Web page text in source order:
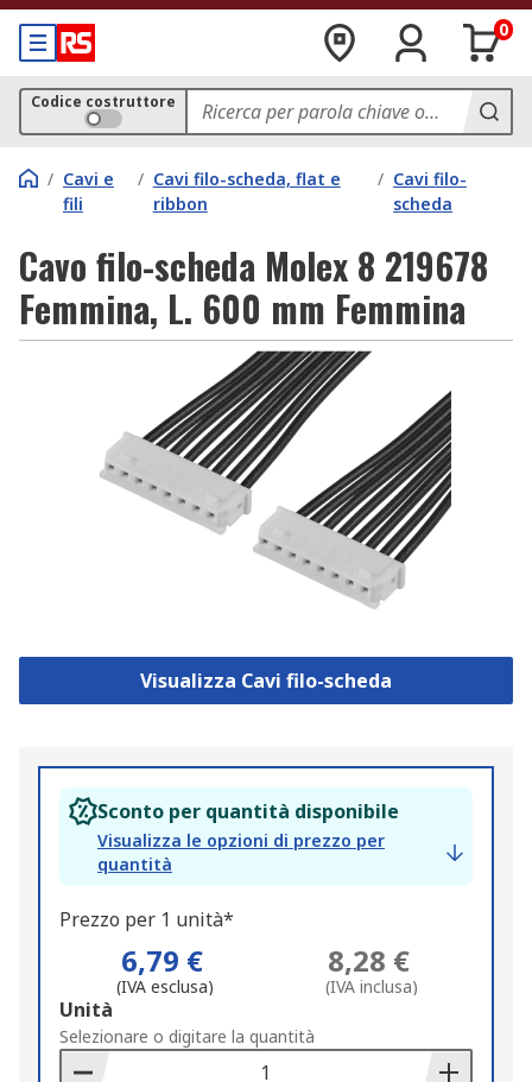
0
Codice costruttore
/ Cavi e
fili
/ Cavi filo-scheda, flat e
ribbon
/ Cavi filo-
scheda
Cavo filo-scheda Molex 8 219678
Femmina, L. 600 mm Femmina
Visualizza Cavi filo-scheda
Sconto per quantità disponibile
Visualizza le opzioni di prezzo per
quantità
Prezzo per 1 unità*
6,79 €
(IVA esclusa)
8,28 €
(IVA inclusa)
Add
to
Basket
Unità
Selezionare o digitare la quantità